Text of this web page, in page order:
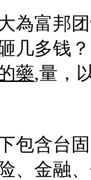
為富邦
几多钱
藥,量，
包含台
、金融